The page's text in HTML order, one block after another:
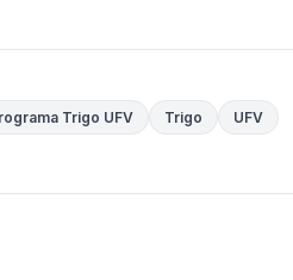
Trigo UFV Trigo
UFV